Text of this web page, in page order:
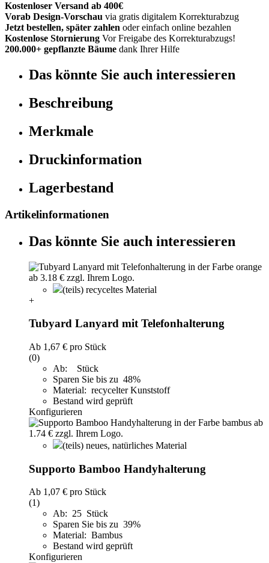
Kostenloser Versand ab 400€
Vorab Design-Vorschau via gratis digitalem Korrekturabzug
Jetzt bestellen, später zahlen oder einfach online bezahlen
Kostenlose Stornierung Vor Freigabe des Korrekturabzugs!
200.000+ gepflanzte Bäume dank Ihrer Hilfe
Das könnte Sie auch interessieren
Beschreibung
Merkmale
Druckinformation
Lagerbestand
Artikelinformationen
Das könnte Sie auch interessieren
(teils) recyceltes Material
+
Tubyard Lanyard mit Telefonhalterung
Ab 1,67 € pro Stück
(0)
Ab: Stück
Sparen Sie bis zu 48%
Material: recycelter Kunststoff
Bestand wird geprüft
Konfigurieren
(teils) neues, natürliches Material
Supporto Bamboo Handyhalterung
Ab 1,07 € pro Stück
(1)
Ab: 25 Stück
Sparen Sie bis zu 39%
Material: Bambus
Bestand wird geprüft
Konfigurieren